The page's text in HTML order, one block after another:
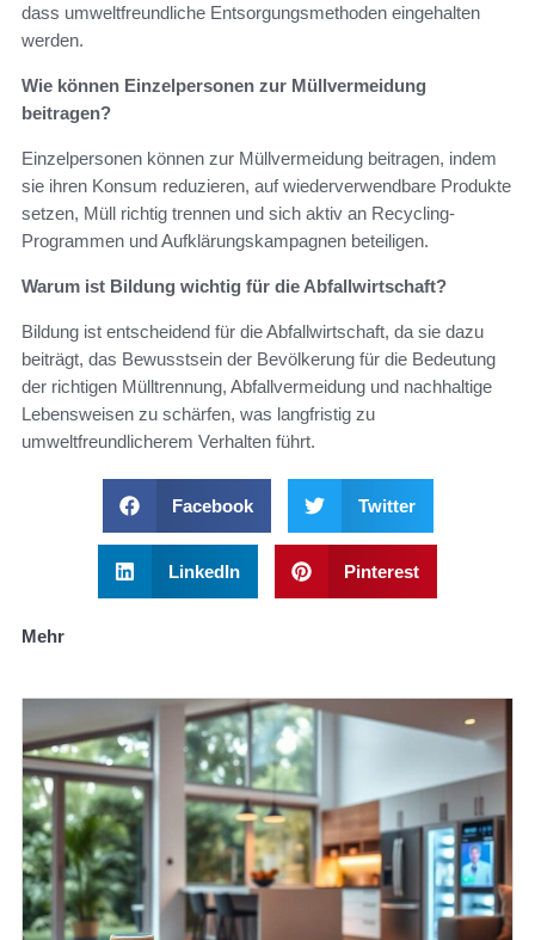
dass umweltfreundliche Entsorgungsmethoden eingehalten
werden.
Wie können Einzelpersonen zur Müllvermeidung
beitragen?
Einzelpersonen können zur Müllvermeidung beitragen, indem
sie ihren Konsum reduzieren, auf wiederverwendbare Produkte
setzen, Müll richtig trennen und sich aktiv an Recycling-
Programmen und Aufklärungskampagnen beteiligen.
Warum ist Bildung wichtig für die Abfallwirtschaft?
Bildung ist entscheidend für die Abfallwirtschaft, da sie dazu
beiträgt, das Bewusstsein der Bevölkerung für die Bedeutung
der richtigen Mülltrennung, Abfallvermeidung und nachhaltige
Lebensweisen zu schärfen, was langfristig zu
umweltfreundlicherem Verhalten führt.
Facebook Twitter
LinkedIn Pinterest
Mehr